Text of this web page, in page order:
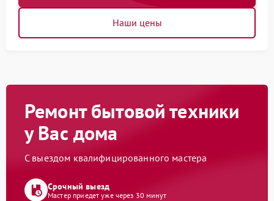
Наши цены
Ремонт бытовой техники
у Вас дома
С выездом квалифицированного мастера
Срочный выезд
Мастер приедет уже через 30 минут